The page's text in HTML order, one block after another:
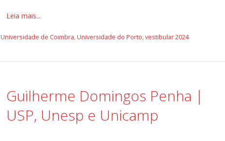
Leia mais...
Universidade de Coimbra,Universidade do Porto,vestibular 2024
Guilherme Domingos Penha |
USP, Unesp e Unicamp